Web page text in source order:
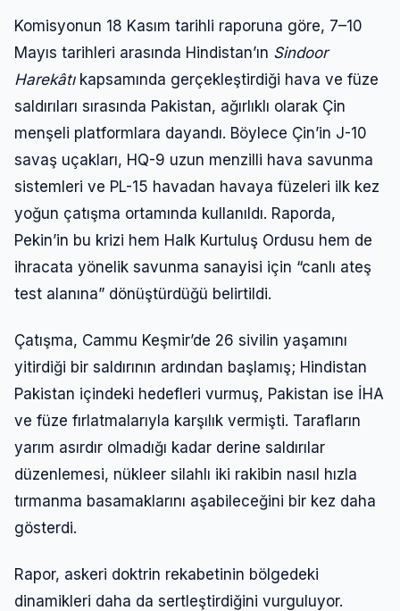
Komisyonun 18 Kasım tarihli raporuna göre, 7–10
Mayıs tarihleri arasında Hindistan’ın Sindoor
Harekâtıkapsamında gerçekleştirdiği hava ve füze
saldırıları sırasında Pakistan, ağırlıklı olarak Çin
menşeli platformlara dayandı. Böylece Çin’in J-10
savaş uçakları, HQ-9 uzun menzilli hava savunma
sistemleri ve PL-15 havadan havaya füzeleri ilk kez
yoğun çatışma ortamında kullanıldı. Raporda,
Pekin’in bu krizi hem Halk Kurtuluş Ordusu hem de
ihracata yönelik savunma sanayisi için “canlı ateş
test alanına” dönüştürdüğü belirtildi.
Çatışma, Cammu Keşmir’de 26 sivilin yaşamını
yitirdiği bir saldırının ardından başlamış; Hindistan
Pakistan içindeki hedefleri vurmuş, Pakistan ise İHA
ve füze fırlatmalarıyla karşılık vermişti. Tarafların
yarım asırdır olmadığı kadar derine saldırılar
düzenlemesi, nükleer silahlı iki rakibin nasıl hızla
tırmanma basamaklarını aşabileceğini bir kez daha
gösterdi.
Rapor, askeri doktrin rekabetinin bölgedeki
dinamikleri daha da sertleştirdiğini vurguluyor.